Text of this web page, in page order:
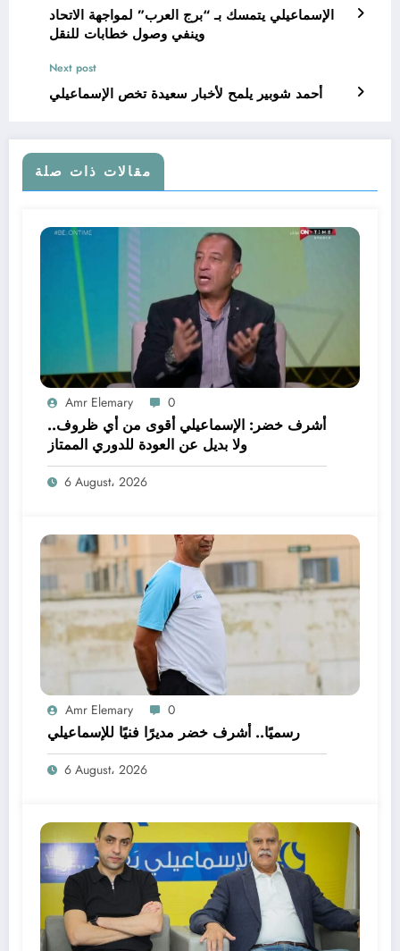
الإسماعيلي يتمسك بـ “برج العرب” لمواجهة الاتحاد
وينفي وصول خطابات للنقل
Next post
أحمد شوبير يلمح لأخبار سعيدة تخص الإسماعيلي
مقالات ذات صلة
Amr Elemary 0
أشرف خضر: الإسماعيلي أقوى من أي ظروف..
ولا بديل عن العودة للدوري الممتاز
6 August، 2026
Amr Elemary 0
رسميًا.. أشرف خضر مديرًا فنيًا للإسماعيلي
6 August، 2026